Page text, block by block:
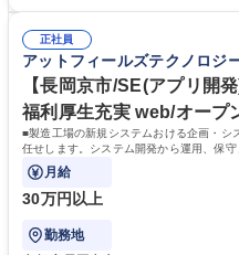
言語】Visual Basic/.NET/Proc/
ル】Oracle DB/SQLなど 募集職種 【魚津市/SE(アプリ・インフラ)】年間
休日127日/福利厚生充実/第二新卒
設計の土台となり、活躍できるポ
と世界的大手グループの資本力を
日127日、フルフレックスやリモ
スが取りやすい環境の中で、SEと
す！ 学歴・資格 学歴：大学院 大
正社員
アットフィールズテクノロジ
【長岡京市/SE(アプリ開
福利厚生充実 web/オープ
■製造工場の新規システムおける企画・シ
任せします。システム開発から運用、保
ジェクトマネージャーをお任せします。
月給
30万円以上
勤務地